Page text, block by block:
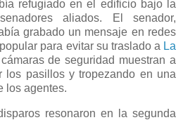
refugiado en el edificio bajo la
aliados. El senador,
grabado un mensaje en redes
para evitar su traslado a La
de seguridad muestran a
los pasillos y tropezando en una
los agentes.
resonaron en la segunda